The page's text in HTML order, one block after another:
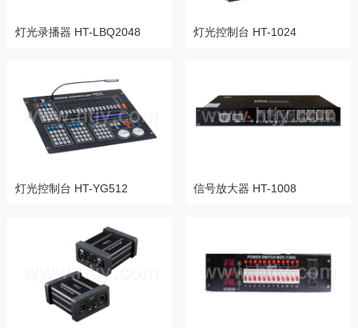
灯光录播器 HT-LBQ2048 灯光控制台 HT-1024
灯光控制台 HT-YG512 信号放大器 HT-1008